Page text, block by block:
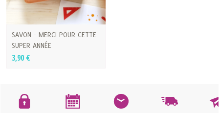
3,90 €
SAVON - MERCI POUR CETTE
SUPER ANNÉE